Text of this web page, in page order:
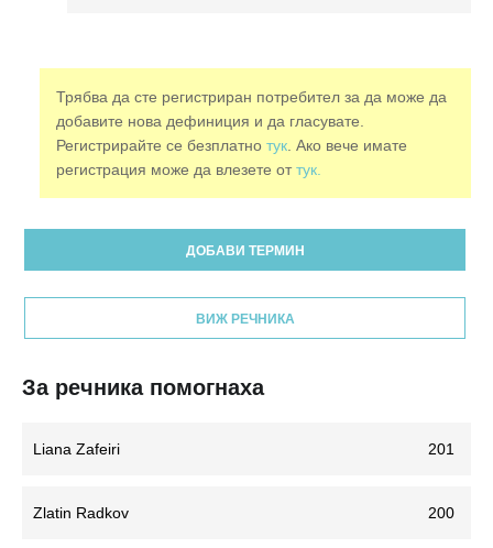
Трябва да сте регистриран потребител за да може да
добавите нова дефиниция и да гласувате.
Регистрирайте се безплатнотук . Ако вече имате
регистрация може да влезете оттук.
ДОБАВИ ТЕРМИН
ВИЖ РЕЧНИКА
За речника помогнаха
Liana Zafeiri 201
Zlatin Radkov 200